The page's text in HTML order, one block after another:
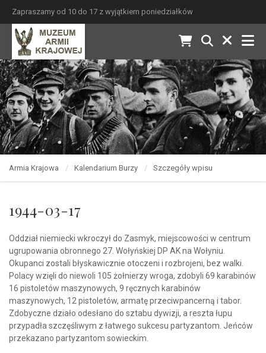
Zapraszamy od 10 do 17 z wyjątkiem poniedziałków
Armia Krajowa Kalendarium Burzy Szczegóły wpisu
1944-03-17
Oddział niemiecki wkroczył do Zasmyk, miejscowości w centrum
ugrupowania obronnego 27. Wołyńskiej DP AK na Wołyniu.
Okupanci zostali błyskawicznie otoczeni i rozbrojeni, bez walki.
Polacy wzięli do niewoli 105 żołnierzy wroga, zdobyli 69 karabinów
16 pistoletów maszynowych, 9 ręcznych karabinów
maszynowych, 12 pistoletów, armatę przeciwpancerną i tabor.
Zdobyczne działo odesłano do sztabu dywizji, a reszta łupu
przypadła szczęśliwym z łatwego sukcesu partyzantom. Jeńców
przekazano partyzantom sowieckim.